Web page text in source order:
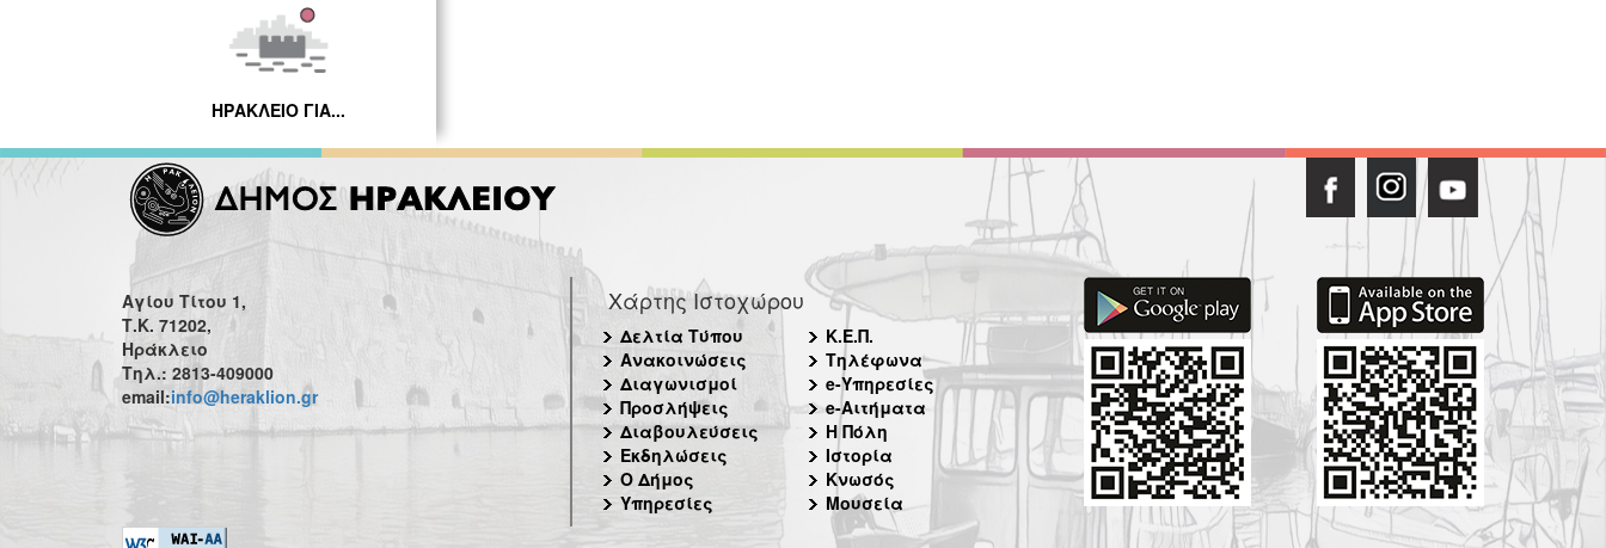
ΗΡΑΚΛΕΙΟ ΓΙΑ...
Αγίου Τίτου 1,
Τ.Κ. 71202,
Ηράκλειο
Τηλ.: 2813-409000
email:info@heraklion.gr
Χάρτης Ιστοχώρου
Δελτία Τύπου
Ανακοινώσεις
Διαγωνισμοί
Προσλήψεις
Διαβουλεύσεις
Εκδηλώσεις
Ο Δήμος
Υπηρεσίες
Κ.Ε.Π.
Τηλέφωνα
e-Υπηρεσίες
e-Αιτήματα
Η Πόλη
Ιστορία
Κνωσός
Μουσεία